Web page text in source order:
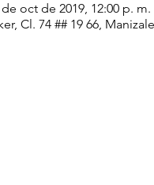
oct de 2019, 12:00 p. m.
Cl. 74 ## 19 66,